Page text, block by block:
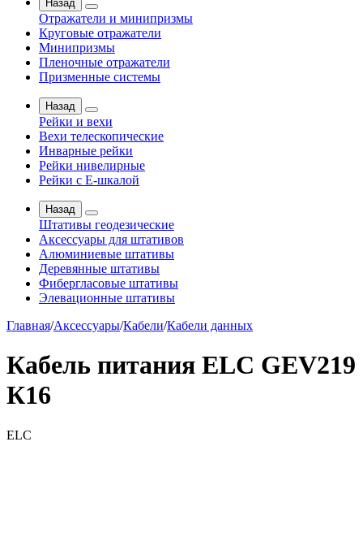
Назад
Отражатели и минипризмы
Круговые отражатели
Минипризмы
Пленочные отражатели
Призменные системы
Назад
Рейки и вехи
Вехи телескопические
Инварные рейки
Рейки нивелирные
Рейки с Е-шкалой
Назад
Штативы геодезические
Аксессуары для штативов
Алюминиевые штативы
Деревянные штативы
Фибергласовые штативы
Элевационные штативы
Главная/Аксессуары/Кабели/Кабели данных
Кабель питания ELC GEV219
К16
ELC